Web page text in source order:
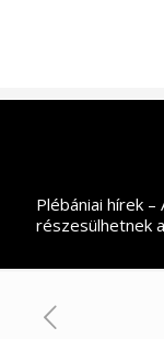
Plébániai hírek
részesülhetnek